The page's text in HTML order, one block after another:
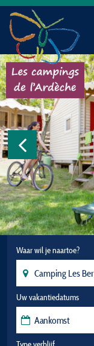
Waar wil je naartoe?
Uw vakantiedatums